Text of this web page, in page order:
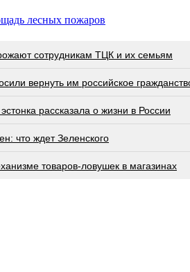
лесных пожаров
сотрудникам ТЦК и их семьям
вернуть им российское
рассказала о жизни в России
что ждет Зеленского
товаров-ловушек в магазинах